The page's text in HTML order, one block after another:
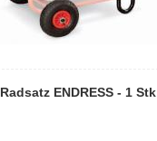
Radsatz ENDRESS - 1 Stk